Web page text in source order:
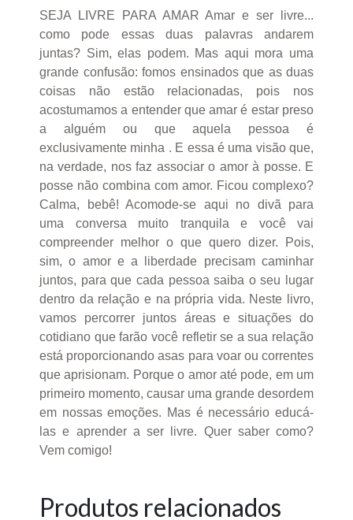
SEJA LIVRE PARA AMAR Amar e ser livre...
como pode essas duas palavras andarem
juntas? Sim, elas podem. Mas aqui mora uma
grande confusão: fomos ensinados que as duas
coisas não estão relacionadas, pois nos
acostumamos a entender que amar é estar preso
a alguém ou que aquela pessoa é
exclusivamente minha . E essa é uma visão que,
na verdade, nos faz associar o amor à posse. E
posse não combina com amor. Ficou complexo?
Calma, bebê! Acomode-se aqui no divã para
uma conversa muito tranquila e você vai
compreender melhor o que quero dizer. Pois,
sim, o amor e a liberdade precisam caminhar
juntos, para que cada pessoa saiba o seu lugar
dentro da relação e na própria vida. Neste livro,
vamos percorrer juntos áreas e situações do
cotidiano que farão você refletir se a sua relação
está proporcionando asas para voar ou correntes
que aprisionam. Porque o amor até pode, em um
primeiro momento, causar uma grande desordem
em nossas emoções. Mas é necessário educá-
las e aprender a ser livre. Quer saber como?
Vem comigo!
Produtos relacionados